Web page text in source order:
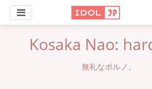
Kosaka Nao:
無礼なポルノ。